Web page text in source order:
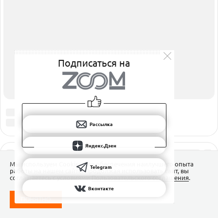
TELEGRAM
Подписаться на
Рассылка
Яндекс.Дзен
Telegram
Вконтакте
Мы используем Сookies для обеспечения наилучшего опыта
работы на нашем сайте. Продолжая использовать сайт, вы
соглашаетесь с условиямиПользовательского соглашения.
ПОНЯТНО